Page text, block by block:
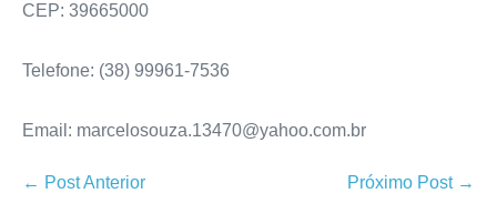
CEP: 39665000
Telefone: (38) 99961-7536
Email: marcelosouza.13470@yahoo.com.br
← Post Anterior Próximo Post →